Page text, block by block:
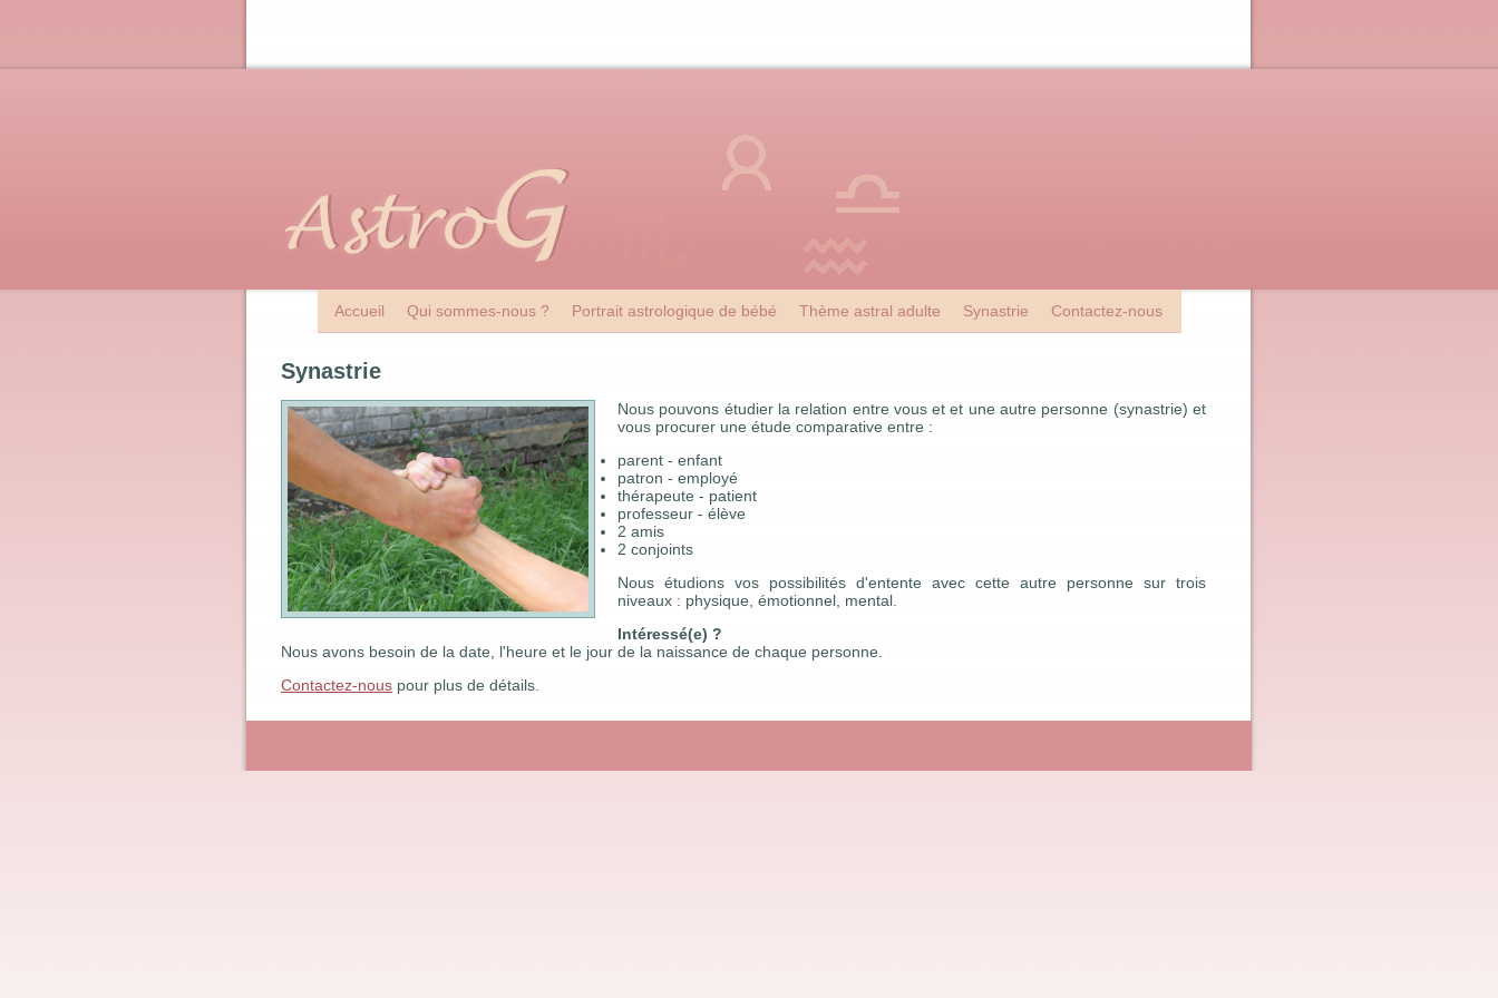
Accueil Qui sommes-nous ? Portrait astrologique de bébé Thème astral adulte Synastrie Contactez-nous
Synastrie
Nous pouvons étudier la relation entre vous et et une autre personne (synastrie) et
vous procurer une étude comparative entre :
parent - enfant
patron - employé
thérapeute - patient
professeur - élève
2 amis
2 conjoints
Nous étudions vos possibilités d'entente avec cette autre personne sur trois
niveaux : physique, émotionnel, mental.
Intéressé(e) ?
Nous avons besoin de la date, l'heure et le jour de la naissance de chaque personne.
Contactez-nous pour plus de détails.